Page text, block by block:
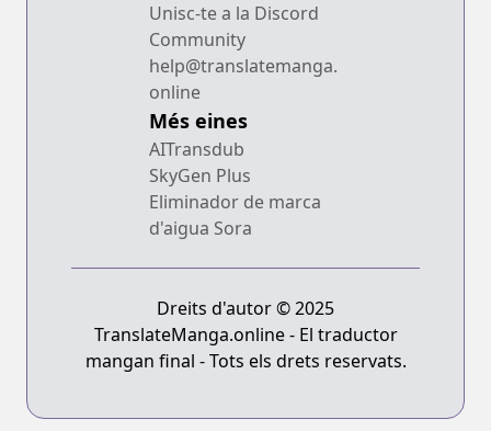
Unisc-te a la Discord
Community
help@translatemanga.
online
Més eines
AITransdub
SkyGen Plus
Eliminador de marca
d'aigua Sora
Dreits d'autor © 2025
TranslateManga.online - El traductor
mangan final - Tots els drets reservats.